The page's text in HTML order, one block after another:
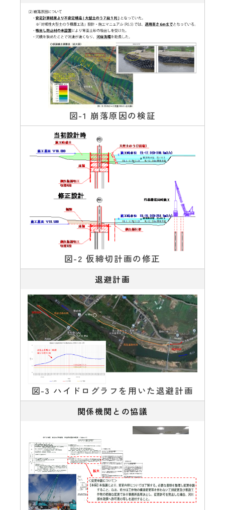
図-1 崩落原因の検証
図-2 仮締切計画の修正
退避計画
図-3 ハイドログラフを用いた退避計画
関係機関との協議